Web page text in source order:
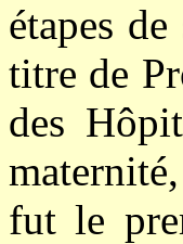
étapes
titre de
des
fut le